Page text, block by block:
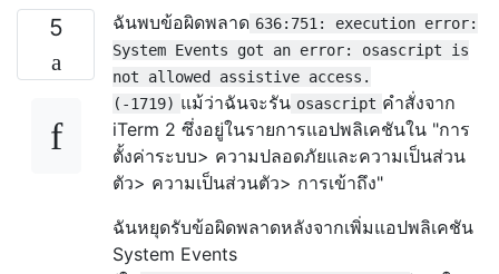
5 ฉันพบข้อผิดพลาด 636:751: execution error:
System Events got an error: osascript is
not allowed assistive access.
(-1719) แม้ว่าฉันจะรัน osascript คำสั่งจาก
iTerm 2 ซึ่งอยู่ในรายการแอปพลิเคชันใน "การ
ตั้งค่าระบบ> ความปลอดภัยและความเป็นส่วน
ตัว> ความเป็นส่วนตัว> การเข้าถึง"
ฉันหยุดรับข้อผิดพลาดหลังจากเพิ่มแอปพลิเคชัน
System Events